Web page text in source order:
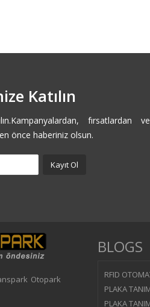
Katılın
fırsatlardan ve
önce haberiniz olsun.
Otopark
BLOGS
RFID
PLAKA
PLAKA